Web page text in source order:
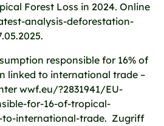
Forest Loss in 2024. Online
analysis-deforestation-
responsible for 16% of
linked to international trade –
wwf.eu/?2831941/EU-
for-16-of-tropical-
to-international-trade. Zugriff